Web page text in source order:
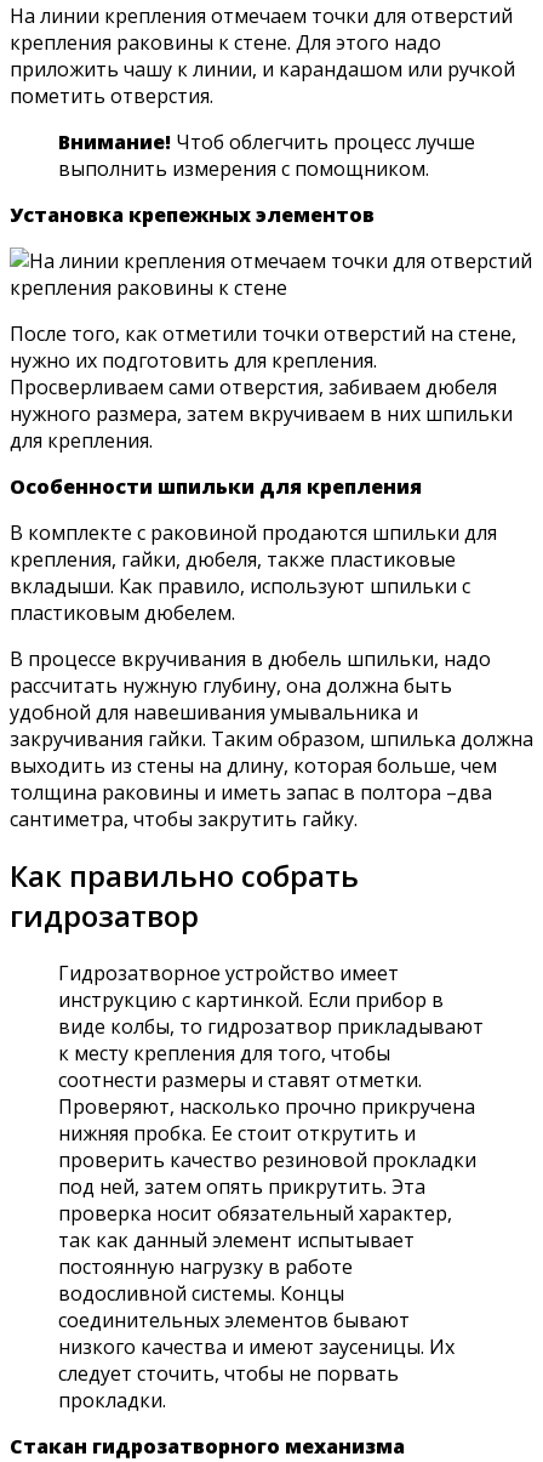
На линии крепления отмечаем точки для отверстий
крепления раковины к стене. Для этого надо
приложить чашу к линии, и карандашом или ручкой
пометить отверстия.
Внимание! Чтоб облегчить процесс лучше
выполнить измерения с помощником.
Установка крепежных элементов
После того, как отметили точки отверстий на стене,
нужно их подготовить для крепления.
Просверливаем сами отверстия, забиваем дюбеля
нужного размера, затем вкручиваем в них шпильки
для крепления.
Особенности шпильки для крепления
В комплекте с раковиной продаются шпильки для
крепления, гайки, дюбеля, также пластиковые
вкладыши. Как правило, используют шпильки с
пластиковым дюбелем.
В процессе вкручивания в дюбель шпильки, надо
рассчитать нужную глубину, она должна быть
удобной для навешивания умывальника и
закручивания гайки. Таким образом, шпилька должна
выходить из стены на длину, которая больше, чем
толщина раковины и иметь запас в полтора –два
сантиметра, чтобы закрутить гайку.
Как правильно собрать
гидрозатвор
Гидрозатворное устройство имеет
инструкцию с картинкой. Если прибор в
виде колбы, то гидрозатвор прикладывают
к месту крепления для того, чтобы
соотнести размеры и ставят отметки.
Проверяют, насколько прочно прикручена
нижняя пробка. Ее стоит открутить и
проверить качество резиновой прокладки
под ней, затем опять прикрутить. Эта
проверка носит обязательный характер,
так как данный элемент испытывает
постоянную нагрузку в работе
водосливной системы. Концы
соединительных элементов бывают
низкого качества и имеют заусеницы. Их
следует сточить, чтобы не порвать
прокладки.
Стакан гидрозатворного механизма